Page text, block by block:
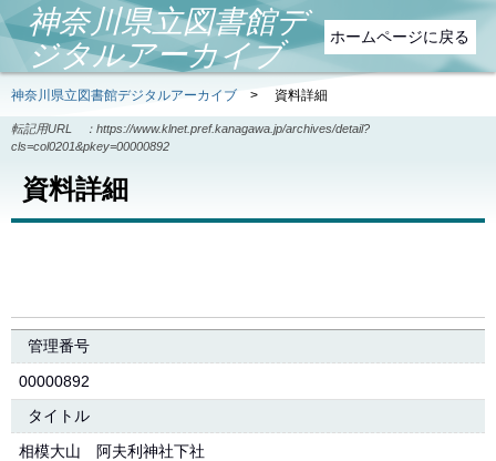
ホームページに戻る
神奈川県立図書館デ
ジタルアーカイブ
神奈川県立図書館デジタルアーカイブ> 資料詳細
転記用URL ： https://www.klnet.pref.kanagawa.jp/archives/detail?
cls=col0201&pkey=00000892
資料詳細
管理番号
00000892
タイトル
相模大山 阿夫利神社下社